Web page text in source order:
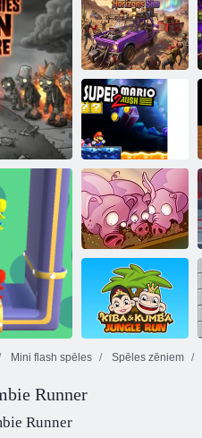
Garš brauciens
uz Horizons Sim
Super Mario
Rush 2
Run, cūku, Run
Mini flash spēles Spēles zēniem
Runner
Runner